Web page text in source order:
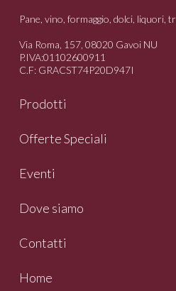
Pane, vino, formaggio, dolci, liquori,
Via Roma, 157, 08020 Gavoi NU
P.IVA:01102600911
C.F: GRACST74P20D947I
Prodotti
Offerte Speciali
Eventi
Dove siamo
Contatti
Home